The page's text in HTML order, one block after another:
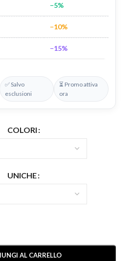
−5%
−10%
−15%
✅ Salvo
esclusioni
⏳ Promo attiva
ora
COLORI
UNICHE
AL CARRELLO